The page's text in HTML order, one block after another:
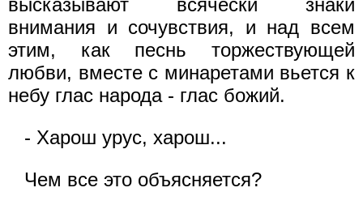
внимания и сочувствия, и над всем
этим, как песнь торжествующей
любви, вместе с минаретами вьется к
небу глас народа - глас божий.
- Харош урус, харош...
Чем все это объясняется?